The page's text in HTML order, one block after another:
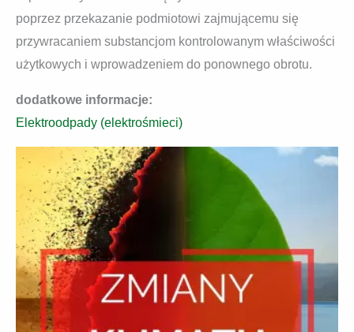
poprzez przekazanie podmiotowi zajmującemu się
przywracaniem substancjom kontrolowanym właściwości
użytkowych i wprowadzeniem do ponownego obrotu.
dodatkowe informacje:
Elektroodpady (elektrośmieci)